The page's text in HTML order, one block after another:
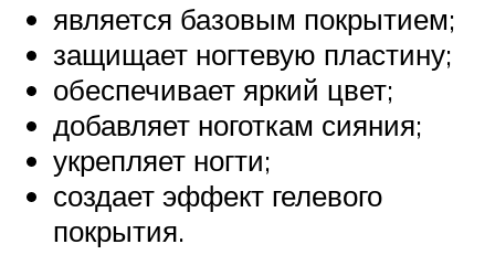
является базовым покрытием;
защищает ногтевую пластину;
обеспечивает яркий цвет;
добавляет ноготкам сияния;
укрепляет ногти;
создает эффект гелевого
покрытия.